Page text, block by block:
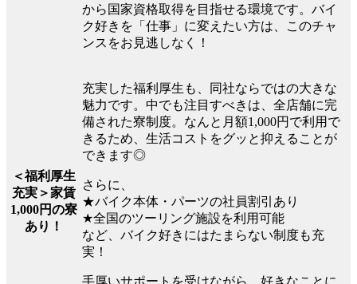
から国家資格取得を目指せる環境です。バイ
ク好きを「仕事」に変えたい方は、このチャ
ンスをお見逃しなく！
＜福利厚生
充実＞家賃
1,000円の寮
あり！
充実した福利厚生も、同社ならではの大きな
魅力です。中でも注目すべきは、全店舗に完
備された寮制度。なんと月額1,000円で利用で
きるため、生活コストをグッと抑えることが
できます◎
さらに、
★バイク本体・パーツの社員割引あり
★全国のツーリング施設を利用可能
など、バイク好きにはたまらない制度も充
実！
手厚いサポートを受けながら、好きなことに